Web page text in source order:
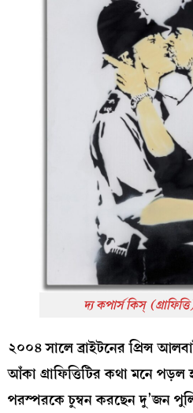
দ্য কপার্স কিস্‌
২০০৪ সালে ব্রাইটনের প্রিন্স
আঁকা গ্রাফিত্তিটির কথা মনে পড়ল
পরস্পরকে চুম্বন করছেন দু’জন